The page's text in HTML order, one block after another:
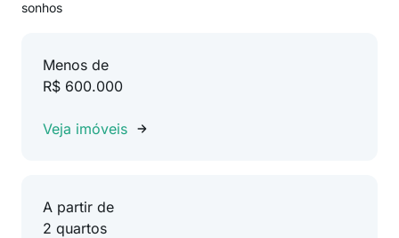
sonhos
Menos de
R$ 600.000
Veja imóveis
A partir de
2 quartos